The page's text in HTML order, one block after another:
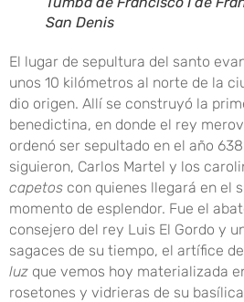
San Denis
El lugar de sepultura del santo
unos 10 kilómetros al norte de la
dio origen. Allí se construyó la
benedictina, en donde el rey
ordenó ser sepultado en el año
siguieron, Carlos Martel y los
capetos con quienes llegará en el
momento de esplendor. Fue el
consejero del rey Luis El Gordo y
sagaces de su tiempo, el artífice
luz que vemos hoy materializada
rosetones y vidrieras de su